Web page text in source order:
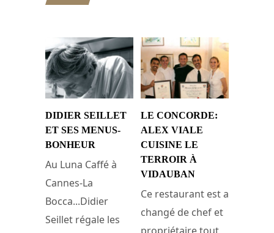
DIDIER SEILLET
ET SES MENUS-
BONHEUR
Au Luna Caffé à
Cannes-La
Bocca...Didier
Seillet régale les
LE CONCORDE:
ALEX VIALE
CUISINE LE
TERROIR À
VIDAUBAN
Ce restaurant est a
changé de chef et
propriétaire tout